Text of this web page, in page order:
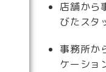
店舗から
びたスタ
事務所か
ケーショ